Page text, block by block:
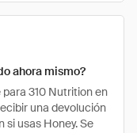
ahora mismo?
310 Nutrition en
una devolución
si usas Honey. Se